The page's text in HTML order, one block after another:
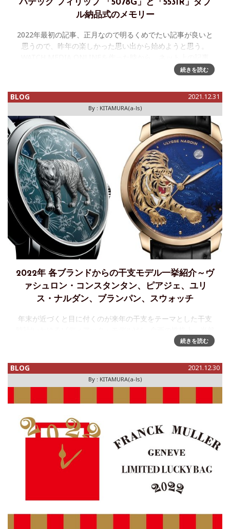
パテック フィリップ 「5078G」と「5531R」ダブ
ル納品式のメモリー
2022年最初の記事、正月なので明るくめでたい記事が良いと
思うので、昨年の楽しかった思い出から始めようと思う。
(watch media online)とそして時計好きな皆さん続きを読む
BLOG 2021.12.31
By : KITAMURA(a-ls)
2022年 各ブランドからの干支モデル一挙紹介～ヴ
ァシュロン・コンスタンタン、ピアジェ、ユリ
ス・ナルダン、ブランパン、スウォッチ
年末が近づくと目に付くのが来年の干支をテーマとした干支
アジア市場がメイン・ターゲットとなるが、今年は東南アジ
モデル数は少なく思え
続きを読む
BLOG 2021.12.30
By : KITAMURA(a-ls)